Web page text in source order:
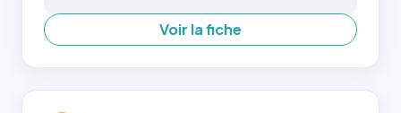
Voir la fiche